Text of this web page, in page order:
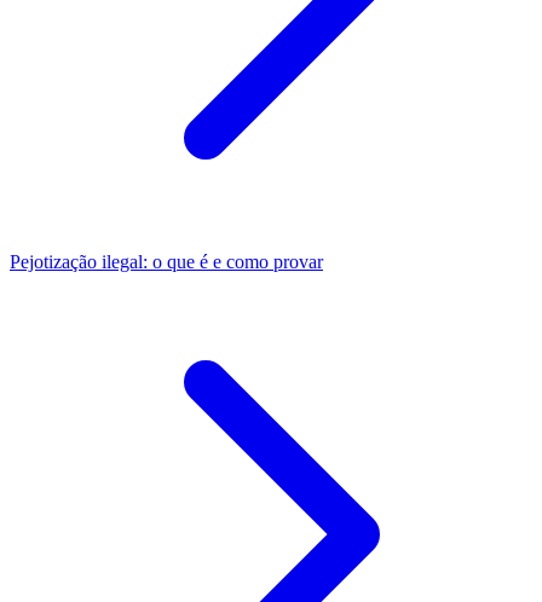
Pejotização ilegal: o que é e como provar